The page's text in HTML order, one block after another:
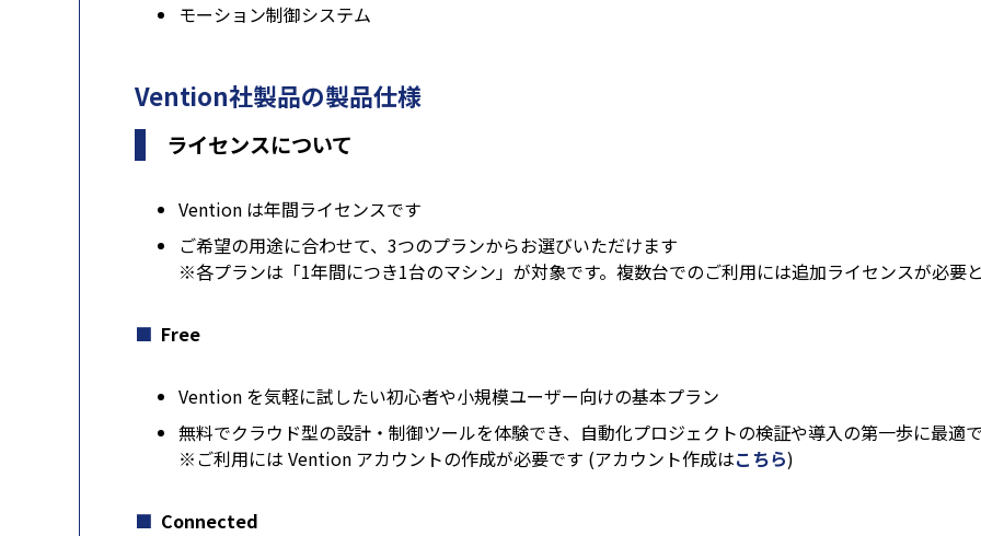
モーション制御システム
Vention社製品の製品仕様
ライセンスについて
Vention は年間ライセンスです
ご希望の用途に合わせて、3つのプランからお選びいただけます
※各プランは「1年間につき1台のマシン」が対象です。複数台でのご利用には追加ライセンスが必要
Free
Vention を気軽に試したい初心者や小規模ユーザー向けの基本プラン
無料でクラウド型の設計・制御ツールを体験でき、自動化プロジェクトの検証や導入の第一歩に最適
※ご利用には Vention アカウントの作成が必要です (アカウント作成はこちら)
Connected